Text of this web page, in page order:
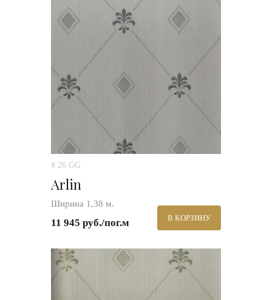
# 26 GG
Arlin
Ширина 1,38 м.
11 945 руб./пог.м В КОРЗИНУ